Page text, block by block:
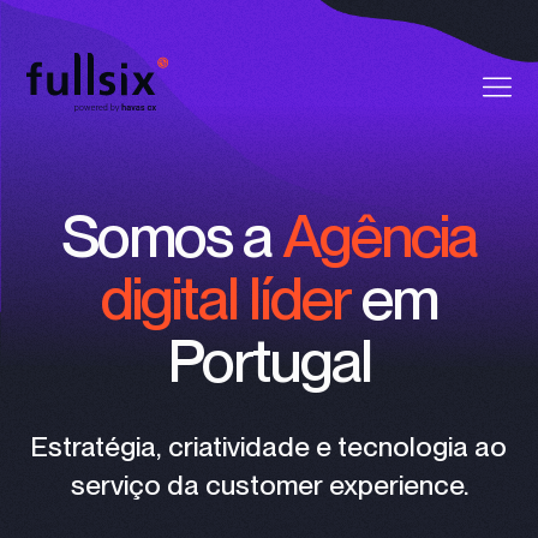
Quem Somos
Clientes
Serviços
Vagas
Contactos
Somos aAgência
digital líderem
Portugal
Estratégia, criatividade e tecnologia ao
serviço da customer experience.